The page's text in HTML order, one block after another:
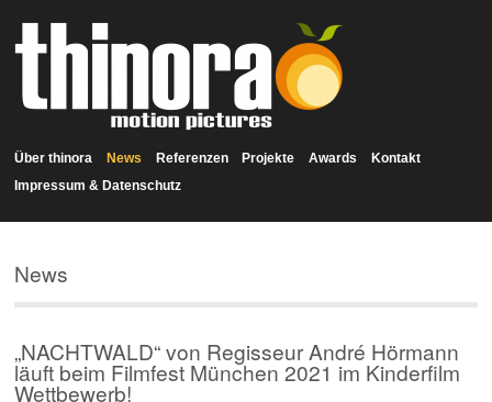
Über thinora News Referenzen Projekte Awards
Kontakt
Impressum & Datenschutz
News
„NACHTWALD“ von Regisseur André Hörmann
läuft beim Filmfest München 2021 im Kinderfilm
Wettbewerb!